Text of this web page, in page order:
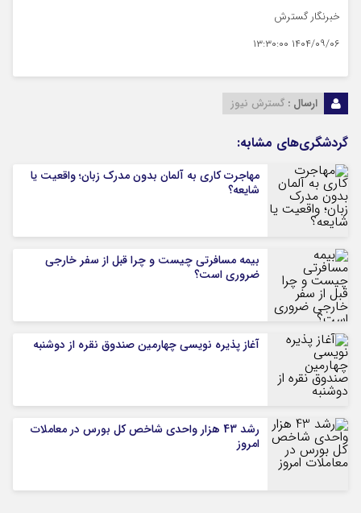
خبرنگار گسترش
۱۴۰۴/۰۹/۰۶ ۱۳:۳۰:۰۰
ارسال : گسترش نیوز
گردشگری‌های مشابه:
مهاجرت کاری به آلمان بدون مدرک زبان؛ واقعیت یا
شایعه؟
بیمه مسافرتی چیست و چرا قبل از سفر خارجی
ضروری است؟
آغاز پذیره نویسی چهارمین صندوق نقره از دوشنبه
رشد 43 هزار واحدی شاخص کل بورس در معاملات
امروز